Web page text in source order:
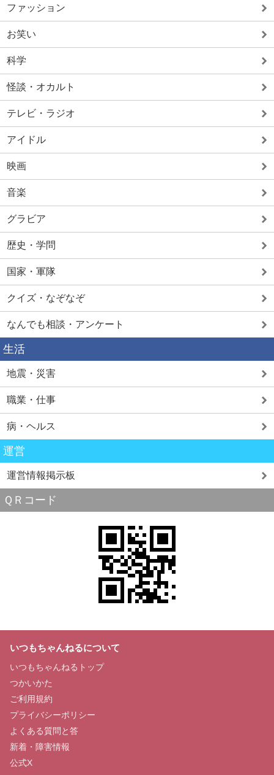
ファッション
お笑い
科学
怪談・オカルト
テレビ・ラジオ
アイドル
映画
音楽
グラビア
歴史・学問
国家・軍隊
クイズ・なぞなぞ
なんでも相談・アンケート
生活
地震・災害
職業・仕事
病・ヘルス
運営
運営情報掲示板
ＱＲコード
いつもちゃんねるについて
いつもちゃんねるトップ
つかいかた
ご利用規約
プライバシーポリシー
よくある質問と答
新着・障害情報
公式X